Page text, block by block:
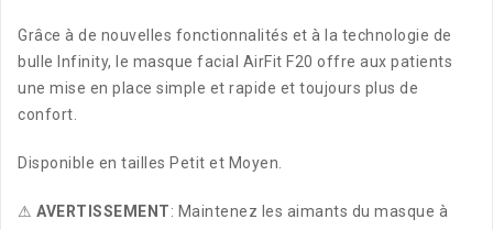
Grâce à de nouvelles fonctionnalités et à la technologie de
bulle Infinity, le masque facial AirFit F20 offre aux patients
une mise en place simple et rapide et toujours plus de
confort.
Disponible en tailles Petit et Moyen.
⚠ AVERTISSEMENT: Maintenez les aimants du masque à